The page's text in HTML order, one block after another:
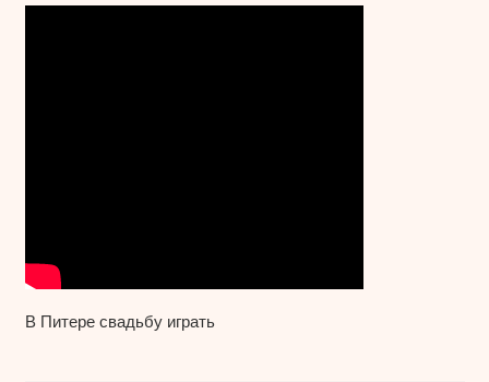
В Питере свадьбу играть